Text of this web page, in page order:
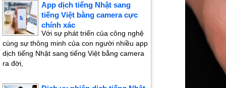
App dịch tiếng Nhật sang
tiếng Việt bằng camera cực
chính xác
Với sự phát triển của công nghệ
cùng sự thông minh của con người nhiều app
dịch tiếng Nhật sang tiếng Việt bằng camera
ra đời,